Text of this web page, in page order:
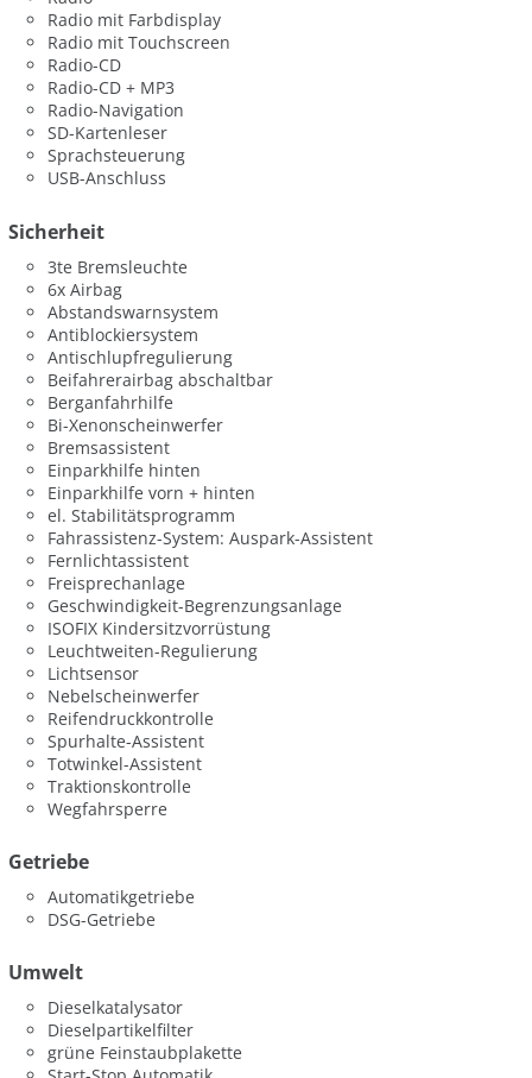
Radio mit Farbdisplay
Radio mit Touchscreen
Radio-CD
Radio-CD + MP3
Radio-Navigation
SD-Kartenleser
Sprachsteuerung
USB-Anschluss
Sicherheit
3te Bremsleuchte
6x Airbag
Abstandswarnsystem
Antiblockiersystem
Antischlupfregulierung
Beifahrerairbag abschaltbar
Berganfahrhilfe
Bi-Xenonscheinwerfer
Bremsassistent
Einparkhilfe hinten
Einparkhilfe vorn + hinten
el. Stabilitätsprogramm
Fahrassistenz-System: Auspark-Assistent
Fernlichtassistent
Freisprechanlage
Geschwindigkeit-Begrenzungsanlage
ISOFIX Kindersitzvorrüstung
Leuchtweiten-Regulierung
Lichtsensor
Nebelscheinwerfer
Reifendruckkontrolle
Spurhalte-Assistent
Totwinkel-Assistent
Traktionskontrolle
Wegfahrsperre
Getriebe
Automatikgetriebe
DSG-Getriebe
Umwelt
Dieselkatalysator
Dieselpartikelfilter
grüne Feinstaubplakette